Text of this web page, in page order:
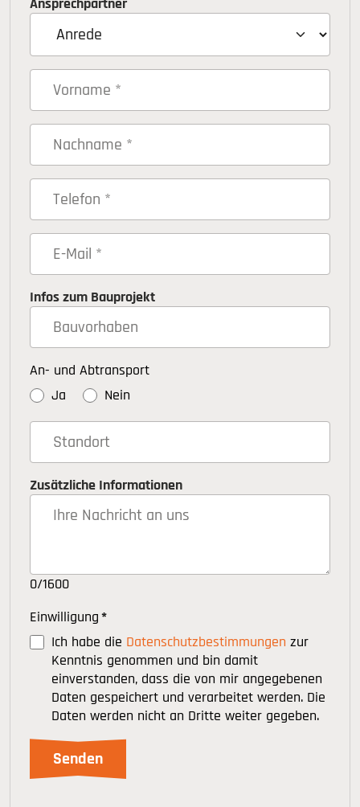
Infos zum Bauprojekt
An- und Abtransport
Ja
Nein
Zusätzliche Informationen
0/1600
Einwilligung*
Ich habe die Datenschutzbestimmungen zur
Kenntnis genommen und bin damit
einverstanden, dass die von mir angegebenen
Daten gespeichert und verarbeitet werden. Die
Daten werden nicht an Dritte weiter gegeben.